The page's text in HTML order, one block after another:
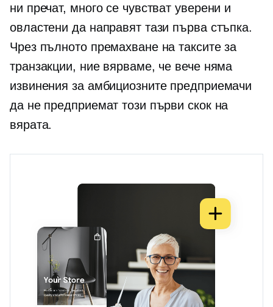
ни пречат, много се чувстват уверени и
овластени да направят тази първа стъпка.
Чрез пълното премахване на таксите за
транзакции, ние вярваме, че вече няма
извинения за амбициозните предприемачи
да не предприемат този първи скок на
вярата.